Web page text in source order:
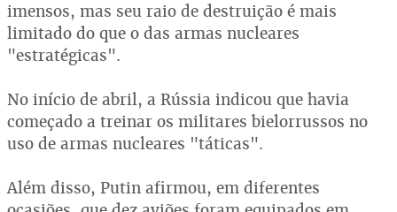
imensos, mas seu raio de destruição é mais
limitado do que o das armas nucleares
"estratégicas".
No início de abril, a Rússia indicou que havia
começado a treinar os militares bielorrussos no
uso de armas nucleares "táticas".
Além disso, Putin afirmou, em diferentes